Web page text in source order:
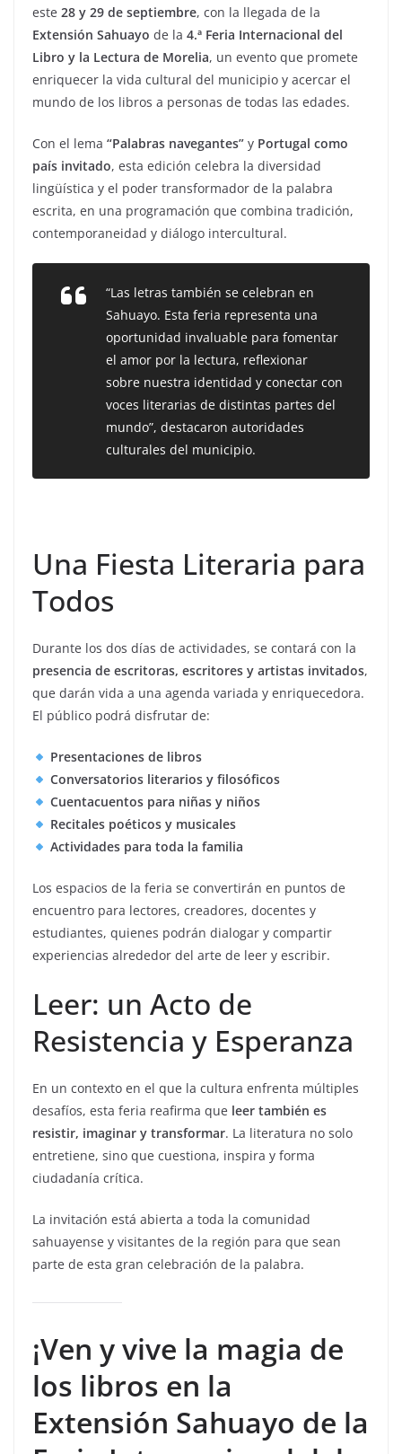
este 28 y 29 de septiembre, con la llegada de la
Extensión Sahuayo de la 4.ª Feria Internacional del
Libro y la Lectura de Morelia, un evento que promete
enriquecer la vida cultural del municipio y acercar el
mundo de los libros a personas de todas las edades.
Con el lema “Palabras navegantes” y Portugal como
país invitado, esta edición celebra la diversidad
lingüística y el poder transformador de la palabra
escrita, en una programación que combina tradición,
contemporaneidad y diálogo intercultural.
“Las letras también se celebran en
Sahuayo. Esta feria representa una
oportunidad invaluable para fomentar
el amor por la lectura, reflexionar
sobre nuestra identidad y conectar con
voces literarias de distintas partes del
mundo”, destacaron autoridades
culturales del municipio.
Una Fiesta Literaria para
Todos
Durante los dos días de actividades, se contará con la
presencia de escritoras, escritores y artistas invitados,
que darán vida a una agenda variada y enriquecedora.
El público podrá disfrutar de:
Presentaciones de libros
Conversatorios literarios y filosóficos
Cuentacuentos para niñas y niños
Recitales poéticos y musicales
Actividades para toda la familia
Los espacios de la feria se convertirán en puntos de
encuentro para lectores, creadores, docentes y
estudiantes, quienes podrán dialogar y compartir
experiencias alrededor del arte de leer y escribir.
Leer: un Acto de
Resistencia y Esperanza
En un contexto en el que la cultura enfrenta múltiples
desafíos, esta feria reafirma que leer también es
resistir, imaginar y transformar. La literatura no solo
entretiene, sino que cuestiona, inspira y forma
ciudadanía crítica.
La invitación está abierta a toda la comunidad
sahuayense y visitantes de la región para que sean
parte de esta gran celebración de la palabra.
¡Ven y vive la magia de
los libros en la
Extensión Sahuayo de la